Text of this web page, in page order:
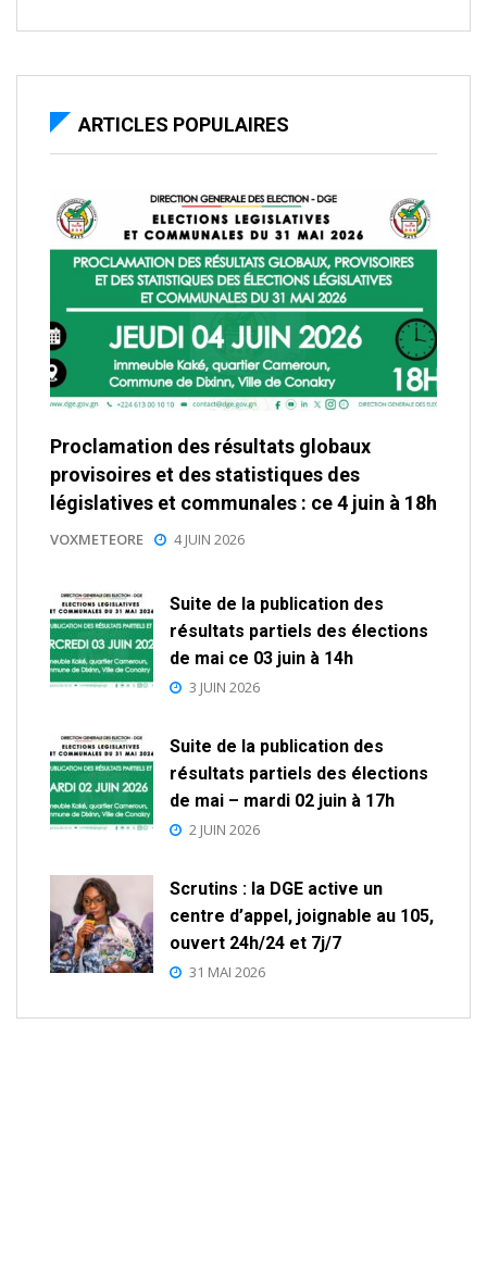
ARTICLES POPULAIRES
Proclamation des résultats globaux
provisoires et des statistiques des
législatives et communales : ce 4 juin à 18h
VOXMETEORE 4 JUIN 2026
Suite de la publication des
résultats partiels des élections
de mai ce 03 juin à 14h
3 JUIN 2026
Suite de la publication des
résultats partiels des élections
de mai – mardi 02 juin à 17h
2 JUIN 2026
Scrutins : la DGE active un
centre d’appel, joignable au 105,
ouvert 24h/24 et 7j/7
31 MAI 2026